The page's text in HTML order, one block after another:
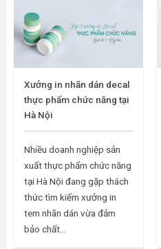
Xưởng in nhãn dán decal
thực phẩm chức năng tại
Hà Nội
Nhiều doanh nghiệp sản
xuất thực phẩm chức năng
tại Hà Nội đang gặp thách
thức tìm kiếm xưởng in
tem nhãn dán vừa đảm
bảo chất...